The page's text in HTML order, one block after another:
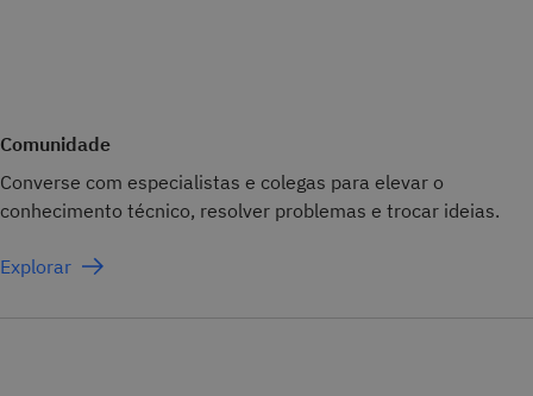
Comunidade
Converse com especialistas e colegas para elevar o
conhecimento técnico, resolver problemas e trocar ideias.
Explorar